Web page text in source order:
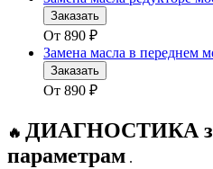
Заказать
От 890 ₽
Замена масла в переднем
Заказать
От 890 ₽
🔥 ДИАГНОСТИКА за
параметрам .